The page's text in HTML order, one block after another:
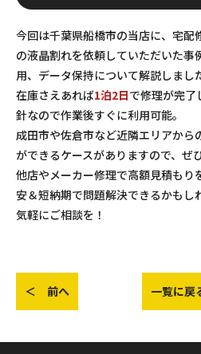
今回は千葉県船橋市の当店に、宅
の液晶割れを依頼していただいた事
用、データ保持について解説しまし
在庫さえあれば1泊2日で修理が完了
針なので作業後すぐに利用可能。
成田市や佐倉市など近隣エリアから
ができるケースがありますので、ぜ
他店やメーカー修理で高額見積もり
安＆短納期で問題解決できるかもし
気軽にご相談を！
＜ 前へ 一覧に戻